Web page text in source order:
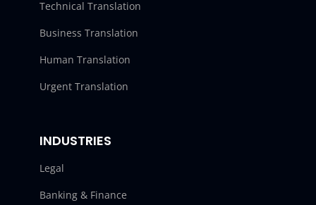
Technical Translation
Business Translation
Human Translation
Urgent Translation
INDUSTRIES
Legal
Banking & Finance